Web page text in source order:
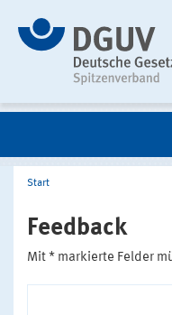
Start
Feedback
Mit * markierte Felder